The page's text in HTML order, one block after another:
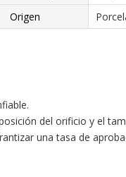
Origen
del orificio y el
una tasa de